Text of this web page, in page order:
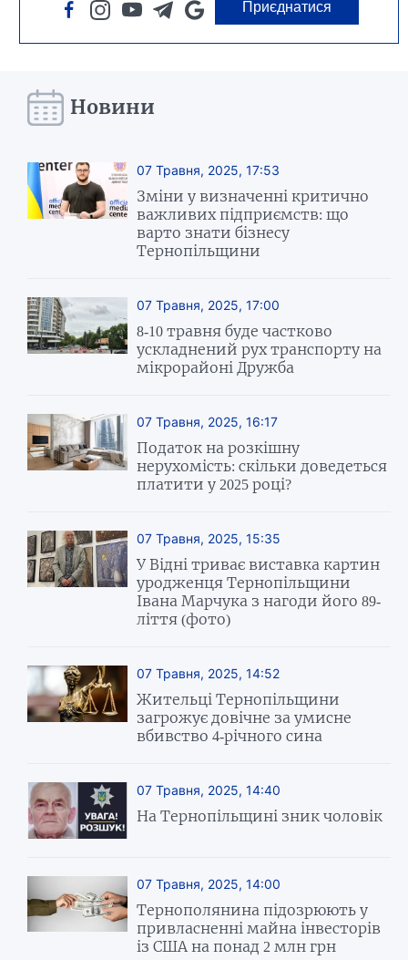
Приєднатися
Новини
07 Травня, 2025, 17:53
Зміни у визначенні критично
важливих підприємств: що
варто знати бізнесу
Тернопільщини
07 Травня, 2025, 17:00
8-10 травня буде частково
ускладнений рух транспорту на
мікрорайоні Дружба
07 Травня, 2025, 16:17
Податок на розкішну
нерухомість: скільки доведеться
платити у 2025 році?
07 Травня, 2025, 15:35
У Відні триває виставка картин
уродженця Тернопільщини
Івана Марчука з нагоди його 89-
ліття (фото)
07 Травня, 2025, 14:52
Жительці Тернопільщини
загрожує довічне за умисне
вбивство 4-річного сина
07 Травня, 2025, 14:40
На Тернопільщині зник чоловік
07 Травня, 2025, 14:00
Тернополянина підозрюють у
привласненні майна інвесторів
із США на понад 2 млн грн